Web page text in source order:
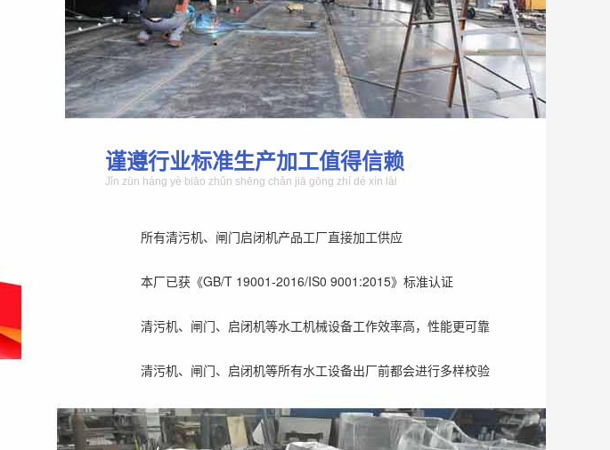
谨遵行业标准生产加工值得信赖
Jǐn zūn háng yè biāo zhǔn shēng chǎn jiā gōng zhí dé xìn lài
所有清污机、闸门启闭机产品工厂直接加工供应
本厂已获《GB/T 19001-2016/IS0 9001:2015》标准认证
清污机、闸门、启闭机等水工机械设备工作效率高，性能更可靠
清污机、闸门、启闭机等所有水工设备出厂前都会进行多样校验